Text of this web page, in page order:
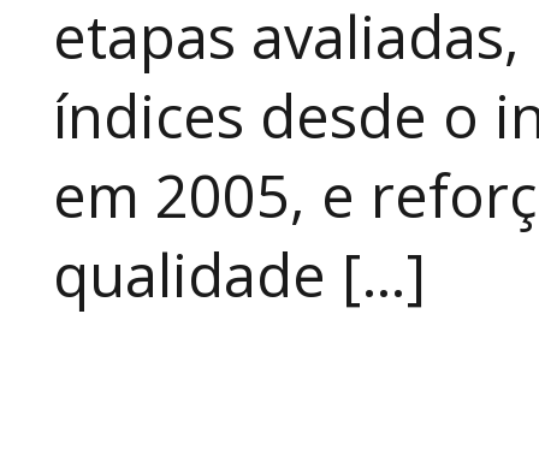
etapas
índices desde o
em 2005, e
qualidade […]